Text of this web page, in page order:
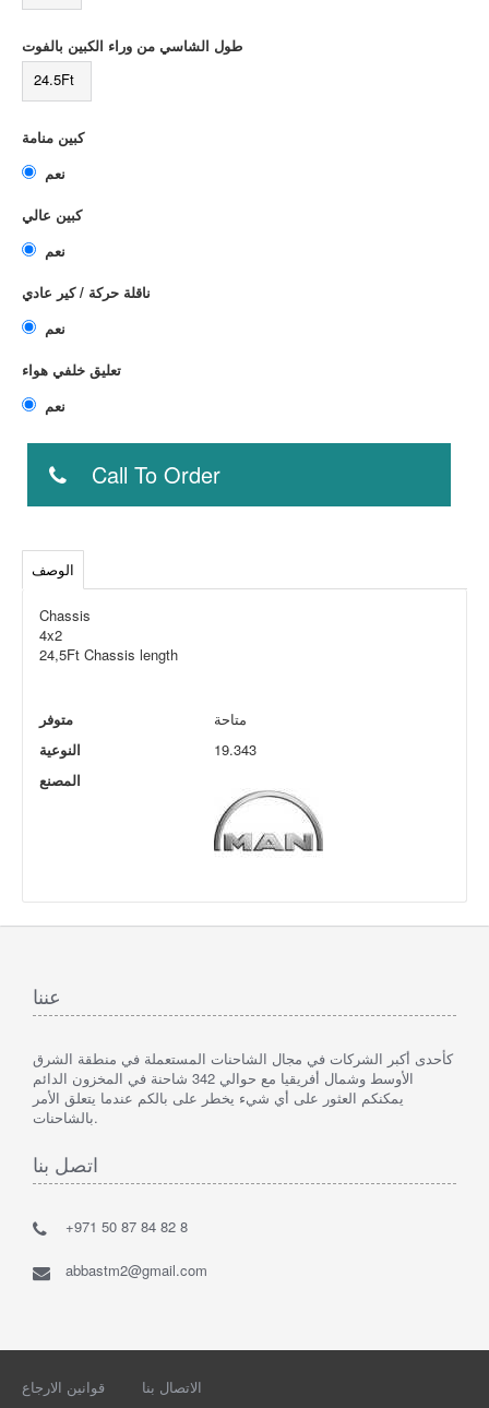
طول الشاسي من وراء الكبين بالفوت
24.5Ft
كبين منامة
كبين عالي
ناقلة حركة / كير عادي
تعليق خلفي هواء
Call To Order
الوصف
Chassis
4x2
24,5Ft Chassis length
متوفر
متاحة
النوعية
19.343
المصنع
عننا
كأحدى أكبر الشركات في مجال الشاحنات المستعملة في منطقة الشرق
الأوسط وشمال أفريقيا مع حوالي 342 شاحنة في المخزون الدائم
يمكنكم العثور على أي شيء يخطر على بالكم عندما يتعلق الأمر
بالشاحنات.
اتصل بنا
+971 50 87 84 82 8
abbastm2@gmail.com
قوانين الارجاع الاتصال بنا